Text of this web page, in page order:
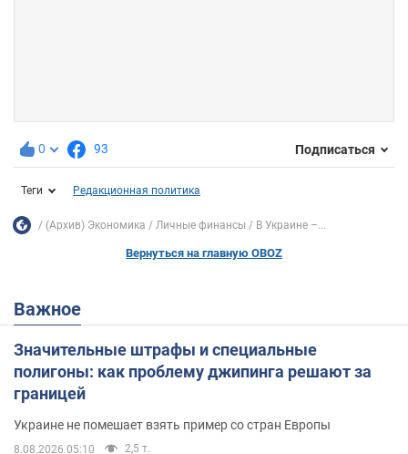
0 93 Подписаться
Теги Редакционная политика
(Архив) Экономика Личные финансы В Украине –...
Вернуться на главную OBOZ
Важное
Значительные штрафы и специальные
полигоны: как проблему джипинга решают за
границей
Украине не помешает взять пример со стран Европы
8.08.2026 05:10 2,5 т.